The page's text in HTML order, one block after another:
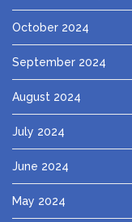
October 2024
September 2024
August 2024
July 2024
June 2024
May 2024